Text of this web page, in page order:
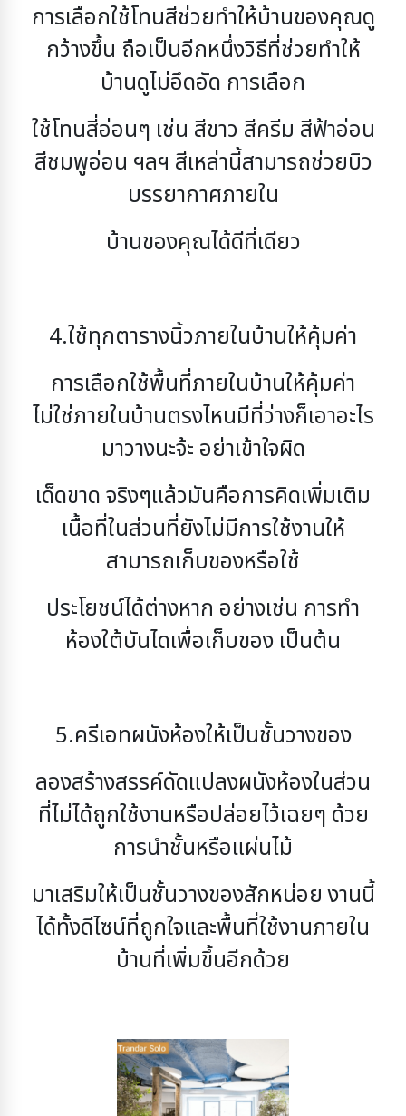
การเลือกใช้โทนสีช่วยทำให้บ้านของคุณดู
กว้างขึ้น ถือเป็นอีกหนึ่งวิธีที่ช่วยทำให้
บ้านดูไม่อึดอัด การเลือก
ใช้โทนสี่อ่อนๆ เช่น สีขาว สีครีม สีฟ้าอ่อน
สีชมพูอ่อน ฯลฯ สีเหล่านี้สามารถช่วยบิว
บรรยากาศภายใน
บ้านของคุณได้ดีที่เดียว
4.ใช้ทุกตารางนิ้วภายในบ้านให้คุ้มค่า
การเลือกใช้พื้นที่ภายในบ้านให้คุ้มค่า
ไม่ใช่ภายในบ้านตรงไหนมีที่ว่างก็เอาอะไร
มาวางนะจ้ะ อย่าเข้าใจผิด
เด็ดขาด จริงๆแล้วมันคือการคิดเพิ่มเติม
เนื้อที่ในส่วนที่ยังไม่มีการใช้งานให้
สามารถเก็บของหรือใช้
ประโยชน์ได้ต่างหาก อย่างเช่น การทำ
ห้องใต้บันไดเพื่อเก็บของ เป็นต้น
5.ครีเอทผนังห้องให้เป็นชั้นวางของ
ลองสร้างสรรค์ดัดแปลงผนังห้องในส่วน
ที่ไม่ได้ถูกใช้งานหรือปล่อยไว้เฉยๆ ด้วย
การนำชั้นหรือแผ่นไม้
มาเสริมให้เป็นชั้นวางของสักหน่อย งานนี้
ได้ทั้งดีไซน์ที่ถูกใจและพื้นที่ใช้งานภายใน
บ้านที่เพิ่มขึ้นอีกด้วย